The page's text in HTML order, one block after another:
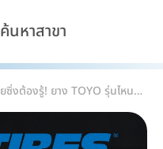
ค้นหาสาขา
สายซิ่งต้องรู้! ยาง TOYO รุ่นไหนตอบโจทย์ความเร็วและการเข้าโค้งสุดเฉียบ